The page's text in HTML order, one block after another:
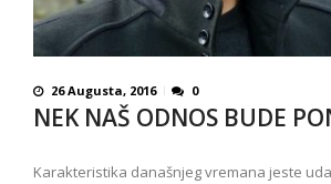
26 Augusta, 2016 0
NEK NAŠ ODNOS BUDE
Karakteristika današnjeg vremana jeste